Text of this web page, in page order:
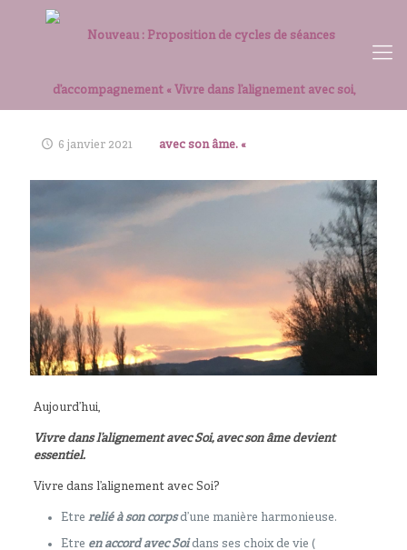
6 janvier 2021
Aujourd’hui,
Vivre dans l’alignement avec Soi, avec son âme devient
essentiel.
Vivre dans l’alignement avec Soi?
Etre relié à son corpsd’une manière harmonieuse.
Etre en accord avec Soidans ses choix de vie (